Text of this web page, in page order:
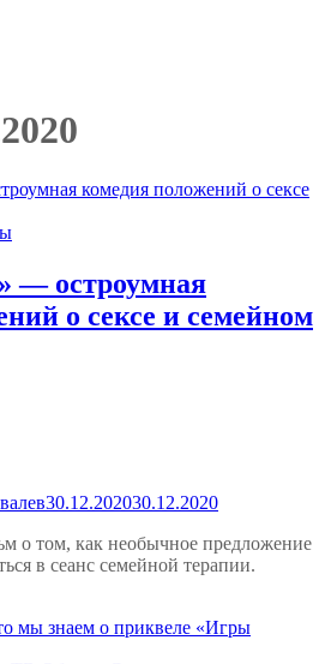
— остроумная
о сексе и семейном
30.12.202030.12.2020
о том, как необычное предложение
в сеанс семейной терапии.